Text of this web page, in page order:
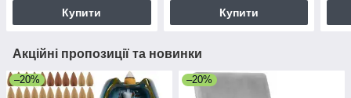
Купити Купити
Акційні пропозиції та новинки
–20% –20%